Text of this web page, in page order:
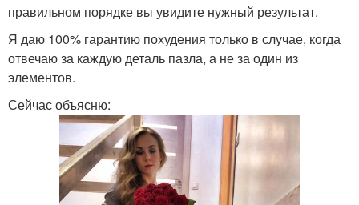
правильном порядке вы увидите нужный результат.
Я даю 100% гарантию похудения только в случае, когда
отвечаю за каждую деталь пазла, а не за один из
элементов.
Сейчас объясню: